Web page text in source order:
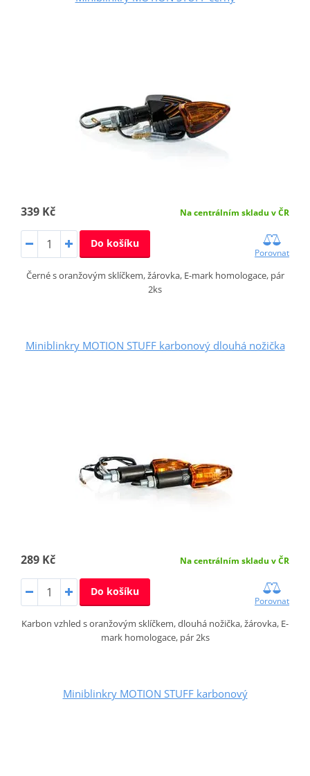
339 Kč Na centrálním skladu v ČR
Do košíku
Porovnat
Černé s oranžovým sklíčkem, žárovka, E-mark homologace, pár
2ks
Miniblinkry MOTION STUFF karbonový dlouhá nožička
289 Kč Na centrálním skladu v ČR
Do košíku
Porovnat
Karbon vzhled s oranžovým sklíčkem, dlouhá nožička, žárovka, E-
mark homologace, pár 2ks
Miniblinkry MOTION STUFF karbonový